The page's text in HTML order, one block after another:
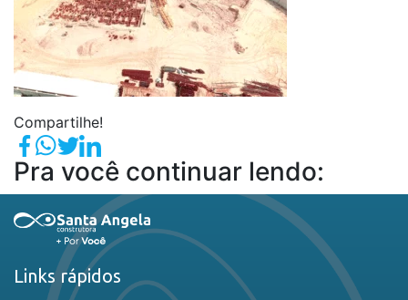
Compartilhe!
Pra você continuar lendo:
Links rápidos